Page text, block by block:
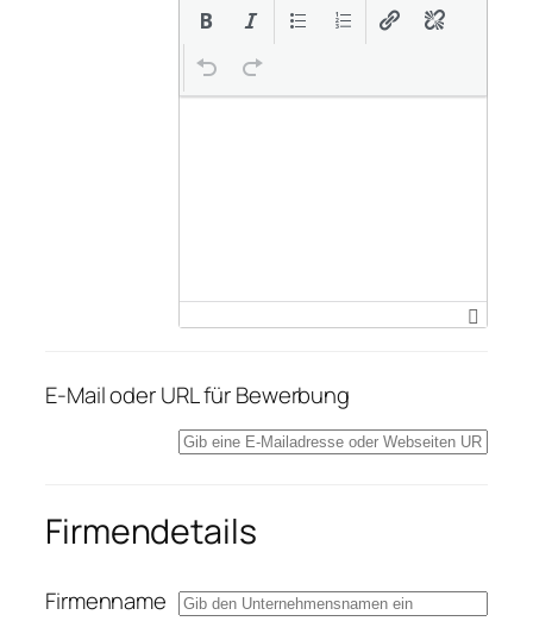
E-Mail oder URL für Bewerbung
Firmendetails
Firmenname